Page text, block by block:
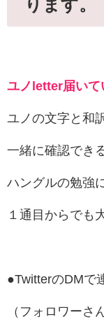
ります。
ユノletter届いて
ユノの文字と和
一緒に確認でき
ハングルの勉強
１通目からでも
●TwitterのDMで
（フォロワーさ